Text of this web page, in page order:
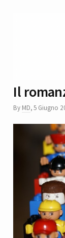
Il
By MD,5 Giugno